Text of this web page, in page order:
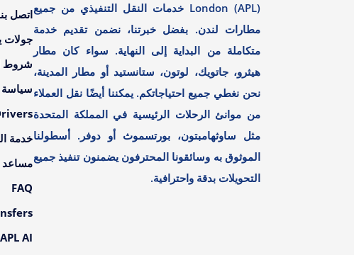
London (APL) خدمات النقل التنفيذي من جميع
مطارات لندن. بفضل خبرتنا، نضمن تقديم خدمة
متكاملة من البداية إلى النهاية. سواء كان مطار
هيثرو، جاتويك، لوتون، ستانستيد أو مطار المدينة،
نحن نغطي جميع احتياجاتكم. يمكننا أيضًا نقل العملاء
من موانئ الرحلات الرئيسية في المملكة المتحدة
مثل ساوثهامبتون، بورتسموث أو دوفر. أسطولنا
الموثوق به وسائقونا المحترفون يضمنون تنفيذ جميع
التحويلات بدقة واحترافية.
اتصل
جولات
شروط
خدمة
مساعد
FAQ
APL AI